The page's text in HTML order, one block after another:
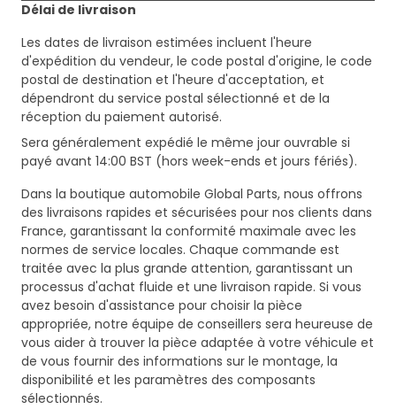
Délai de livraison
Les dates de livraison estimées incluent l'heure
d'expédition du vendeur, le code postal d'origine, le code
postal de destination et l'heure d'acceptation, et
dépendront du service postal sélectionné et de la
réception du paiement autorisé.
Sera généralement expédié le même jour ouvrable si
payé avant 14:00 BST (hors week-ends et jours fériés).
Dans la boutique automobile Global Parts, nous offrons
des livraisons rapides et sécurisées pour nos clients dans
France, garantissant la conformité maximale avec les
normes de service locales. Chaque commande est
traitée avec la plus grande attention, garantissant un
processus d'achat fluide et une livraison rapide. Si vous
avez besoin d'assistance pour choisir la pièce
appropriée, notre équipe de conseillers sera heureuse de
vous aider à trouver la pièce adaptée à votre véhicule et
de vous fournir des informations sur le montage, la
disponibilité et les paramètres des composants
sélectionnés.